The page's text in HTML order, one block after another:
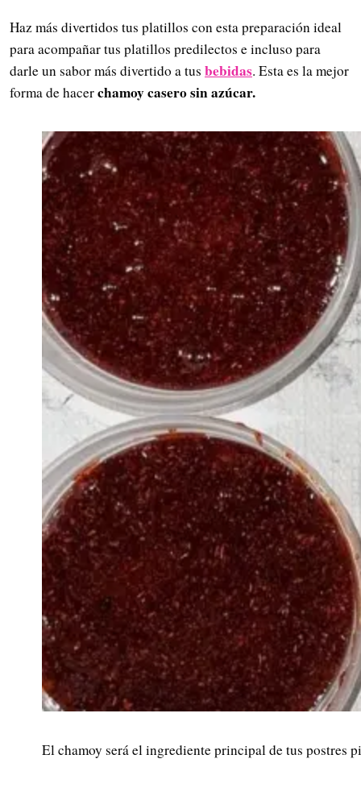
Haz más divertidos tus platillos con esta preparación ideal
para acompañar tus platillos predilectos e incluso para
darle un sabor más divertido a tus bebidas. Esta es la mejor
forma de hacerchamoy casero sin azúcar.
El chamoy será el ingrediente principal de tus postres